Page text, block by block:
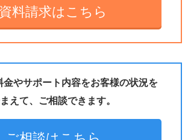
資料請求はこちら
金やサポート内容をお客様の状況を
えて、ご相談できます。